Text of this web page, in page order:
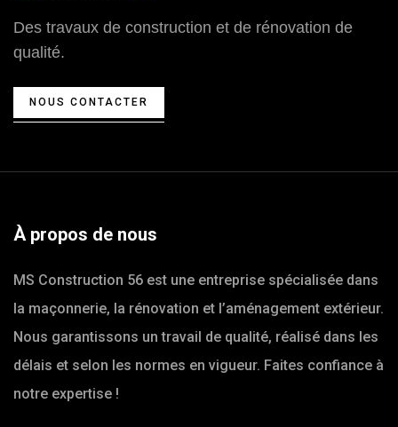
Des travaux de construction et de rénovation de
qualité.
NOUS CONTACTER
À propos de nous
MS Construction 56 est une entreprise spécialisée dans
la maçonnerie, la rénovation et l’aménagement extérieur.
Nous garantissons un travail de qualité, réalisé dans les
délais et selon les normes en vigueur. Faites confiance à
notre expertise !